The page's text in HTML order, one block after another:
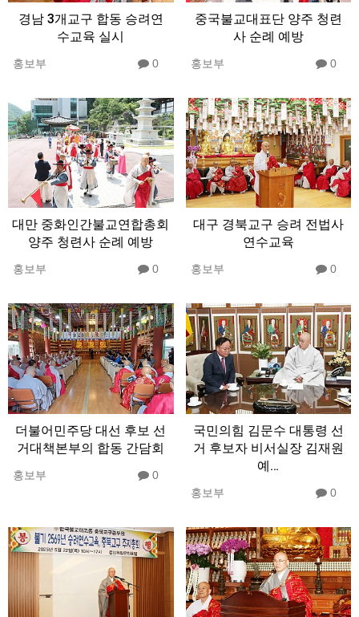
경남 3개교구 합동 승려연
수교육 실시
홍보부 0
중국불교대표단 양주 청련
사 순례 예방
홍보부 0
대만 중화인간불교연합총회
양주 청련사 순례 예방
홍보부 0
대구 경북교구 승려 전법사
연수교육
홍보부 0
더불어민주당 대선 후보 선
거대책본부의 합동 간담회
홍보부 0
국민의힘 김문수 대통령 선
거 후보자 비서실장 김재원
예…
홍보부 0